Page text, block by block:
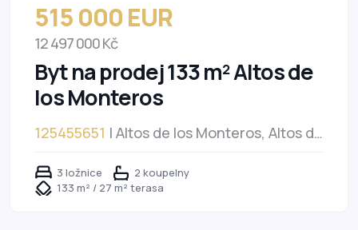
515 000 EUR
12 497 000 Kč
Byt na prodej 133 m² Altos de
los Monteros
125455651 | Altos de los Monteros, Altos de
3 ložnice
2 koupelny
133 m² / 27 m² terasa